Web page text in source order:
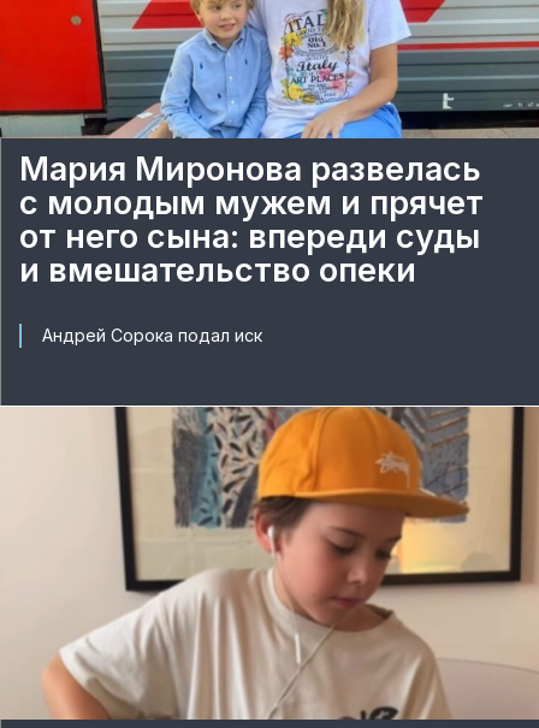
Мария Миронова развелась
с молодым мужем и прячет
от него сына: впереди суды
и вмешательство опеки
Андрей Сорока подал иск